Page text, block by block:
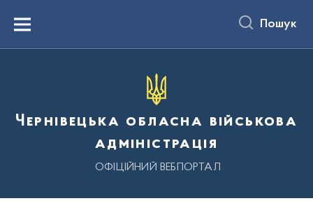
вмістуMenu Пошук
Чернівецька обласна військова
адміністрація
ОФІЦІЙНИЙ ВЕБПОРТАЛ